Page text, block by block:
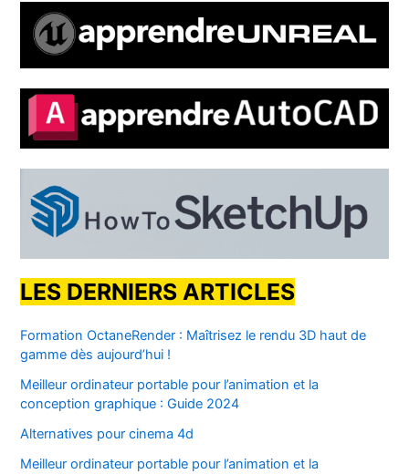
LES DERNIERS ARTICLES
Formation OctaneRender : Maîtrisez le rendu 3D haut de
gamme dès aujourd’hui !
Meilleur ordinateur portable pour l’animation et la
conception graphique : Guide 2024
Alternatives pour cinema 4d
Meilleur ordinateur portable pour l’animation et la